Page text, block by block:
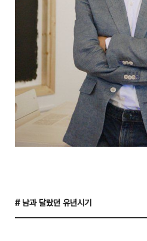
# 남과 달랐던 유년시기